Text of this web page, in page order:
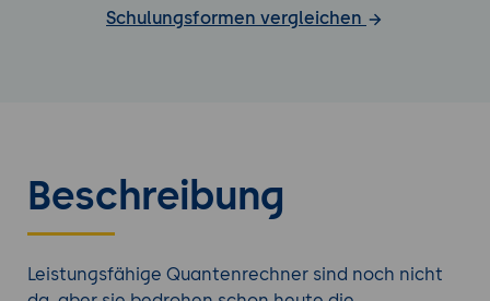
Schulungsformen vergleichen
Beschreibung
Leistungsfähige Quantenrechner sind noch nicht